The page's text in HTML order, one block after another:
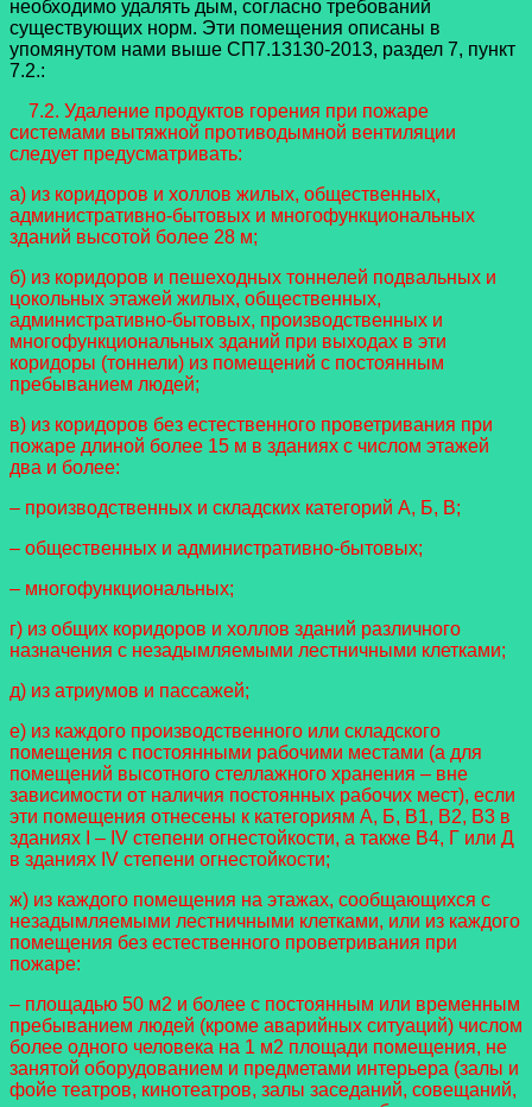
необходимо удалять дым, согласно требований
существующих норм. Эти помещения описаны в
упомянутом нами выше СП7.13130-2013, раздел 7, пункт
7.2.:
7.2. Удаление продуктов горения при пожаре
системами вытяжной противодымной вентиляции
следует предусматривать:
а) из коридоров и холлов жилых, общественных,
административно-бытовых и многофункциональных
зданий высотой более 28 м;
б) из коридоров и пешеходных тоннелей подвальных и
цокольных этажей жилых, общественных,
административно-бытовых, производственных и
многофункциональных зданий при выходах в эти
коридоры (тоннели) из помещений с постоянным
пребыванием людей;
в) из коридоров без естественного проветривания при
пожаре длиной более 15 м в зданиях с числом этажей
два и более:
– производственных и складских категорий А, Б, В;
– общественных и административно-бытовых;
– многофункциональных;
г) из общих коридоров и холлов зданий различного
назначения с незадымляемыми лестничными клетками;
д) из атриумов и пассажей;
е) из каждого производственного или складского
помещения с постоянными рабочими местами (а для
помещений высотного стеллажного хранения – вне
зависимости от наличия постоянных рабочих мест), если
эти помещения отнесены к категориям А, Б, В1, В2, В3 в
зданиях I – IV степени огнестойкости, а также В4, Г или Д
в зданиях IV степени огнестойкости;
ж) из каждого помещения на этажах, сообщающихся с
незадымляемыми лестничными клетками, или из каждого
помещения без естественного проветривания при
пожаре:
– площадью 50 м2 и более с постоянным или временным
пребыванием людей (кроме аварийных ситуаций) числом
более одного человека на 1 м2 площади помещения, не
занятой оборудованием и предметами интерьера (залы и
фойе театров, кинотеатров, залы заседаний, совещаний,